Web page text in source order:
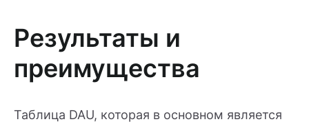
Результаты и
преимущества
Таблица DAU, которая в основном является